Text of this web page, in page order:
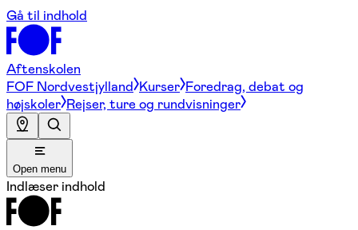
Gå til indhold
Aftenskolen
FOF Nordvestjylland Kurser Foredrag, debat og
højskoler Rejser, ture og rundvisninger
Open menu
Indlæser indhold